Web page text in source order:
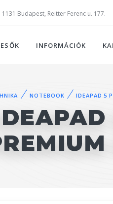
1131 Budapest, Reitter Ferenc u. 177.
INFORMÁCIÓK
NOTEBOOK IDEAPAD 5